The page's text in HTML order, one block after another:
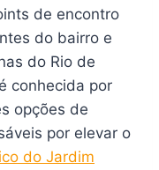
de encontro
do bairro e
do Rio de
conhecida por
opções de
por elevar o
do Jardim